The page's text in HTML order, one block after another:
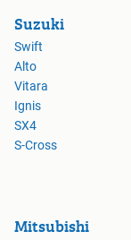
Suzuki
Swift
Alto
Vitara
Ignis
SX4
S-Cross
Mitsubishi